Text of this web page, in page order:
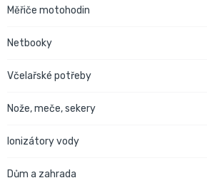
Měřiče motohodin
Netbooky
Včelařské potřeby
Nože, meče, sekery
Ionizátory vody
Dům a zahrada